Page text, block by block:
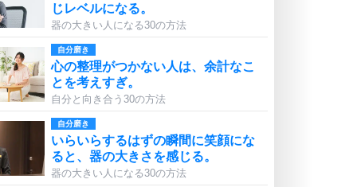
じレベルになる。
器の大きい人になる30の方法
自分磨き
心の整理がつかない人は、余計なこ
とを考えすぎ。
自分と向き合う30の方法
自分磨き
いらいらするはずの瞬間に笑顔にな
ると、器の大きさを感じる。
器の大きい人になる30の方法